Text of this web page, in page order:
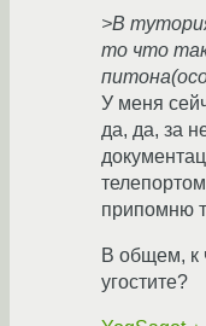
>В
то что
У меня
да, да, за
припомню
В общем, к
угостите?